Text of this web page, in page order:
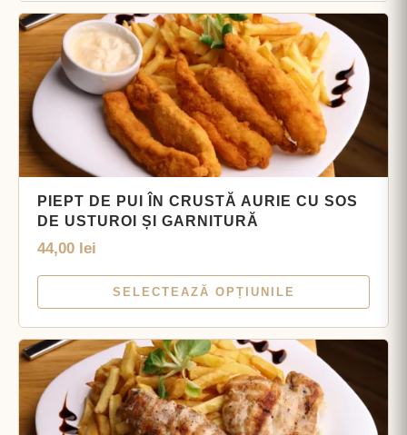
PIEPT DE PUI ÎN CRUSTĂ AURIE CU SOS
DE USTUROI ȘI GARNITURĂ
44,00 lei
SELECTEAZĂ OPȚIUNILE